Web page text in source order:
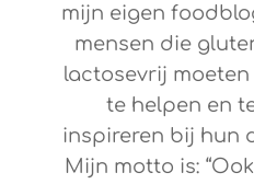
mijn eigen
mensen die
lactosevrij moeten
te helpen en
inspireren bij hun
Mijn motto is: